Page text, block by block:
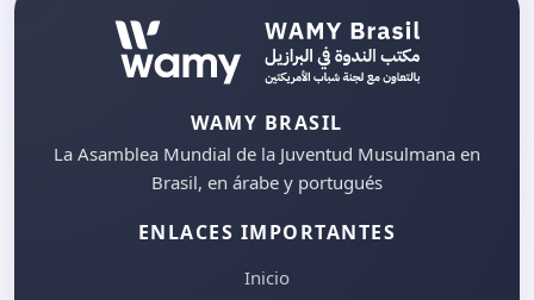
WAMY BRASIL
La Asamblea Mundial de la Juventud Musulmana en
Brasil, en árabe y portugués
ENLACES IMPORTANTES
Inicio